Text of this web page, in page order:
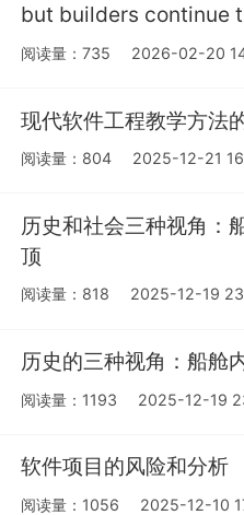
but builders continue
阅读量：735 2026-02-20
现代软件工程教学方法
阅读量：804 2025-12-21
历史和社会三种视角：
顶
阅读量：818 2025-12-19
历史的三种视角：船舱
阅读量：1193 2025-12-19
软件项目的风险和分析
阅读量：1056 2025-12-10